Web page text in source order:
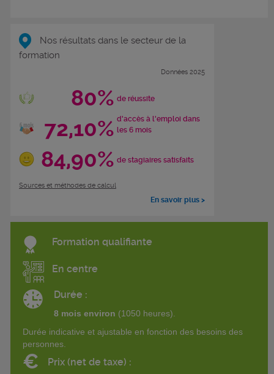
Nos résultats dans le secteur de la
formation
Données 2025
80% de réussite
72,10% d'accès à l'emploi dans
les 6 mois
84,90% de stagiaires satisfaits
Sources et méthodes de calcul
En savoir plus >
Formation qualifiante
En centre
Durée :
8 mois environ (1050 heures).
Durée indicative et ajustable en fonction des besoins des
personnes.
€ Prix (net de taxe) :